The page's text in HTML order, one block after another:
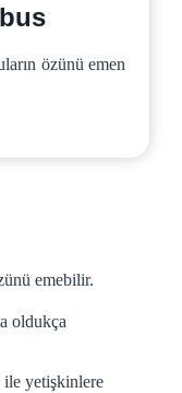
özünü emen
emebilir.
oldukça
yetişkinlere